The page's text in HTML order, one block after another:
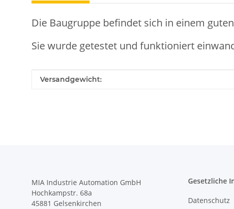
Die Baugruppe befindet sich in einem
Sie wurde getestet und funktioniert
Produkteigenschaft
Wert
Versandgewicht:
MIA Industrie Automation GmbH
Hochkampstr. 68a
45881 Gelsenkirchen
Gesetzliche
Datenschutz